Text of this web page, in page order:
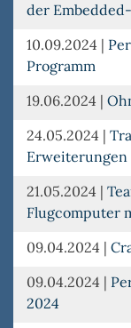
der
10.09.2024 |
Programm
19.06.2024 |
24.05.2024 |
21.05.2024 |
Flugcomputer
09.04.2024 |
09.04.2024 |
2024